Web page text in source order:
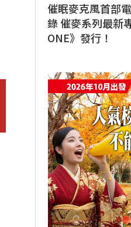
催眠麥克風首部
錄 催麥系列最新
ONE》發行！